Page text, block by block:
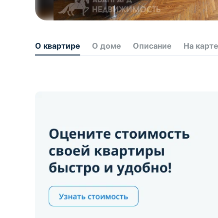
О квартире О доме Описание На карте